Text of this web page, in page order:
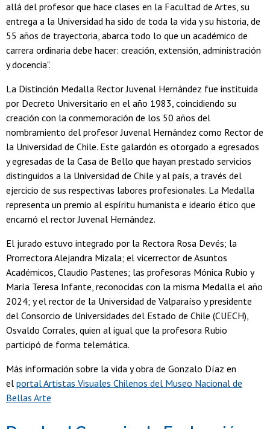
allá del profesor que hace clases en la Facultad de Artes, su
entrega a la Universidad ha sido de toda la vida y su historia, de
55 años de trayectoria, abarca todo lo que un académico de
carrera ordinaria debe hacer: creación, extensión, administración
y docencia".
La Distinción Medalla Rector Juvenal Hernández fue instituida
por Decreto Universitario en el año 1983, coincidiendo su
creación con la conmemoración de los 50 años del
nombramiento del profesor Juvenal Hernández como Rector de
la Universidad de Chile. Este galardón es otorgado a egresados
y egresadas de la Casa de Bello que hayan prestado servicios
distinguidos a la Universidad de Chile y al país, a través del
ejercicio de sus respectivas labores profesionales. La Medalla
representa un premio al espíritu humanista e ideario ético que
encarnó el rector Juvenal Hernández.
El jurado estuvo integrado por la Rectora Rosa Devés; la
Prorrectora Alejandra Mizala; el vicerrector de Asuntos
Académicos, Claudio Pastenes; las profesoras Mónica Rubio y
María Teresa Infante, reconocidas con la misma Medalla el año
2024; y el rector de la Universidad de Valparaíso y presidente
del Consorcio de Universidades del Estado de Chile (CUECH),
Osvaldo Corrales, quien al igual que la profesora Rubio
participó de forma telemática.
Más información sobre la vida y obra de Gonzalo Díaz en
el portal Artistas Visuales Chilenos del Museo Nacional de
Bellas Arte